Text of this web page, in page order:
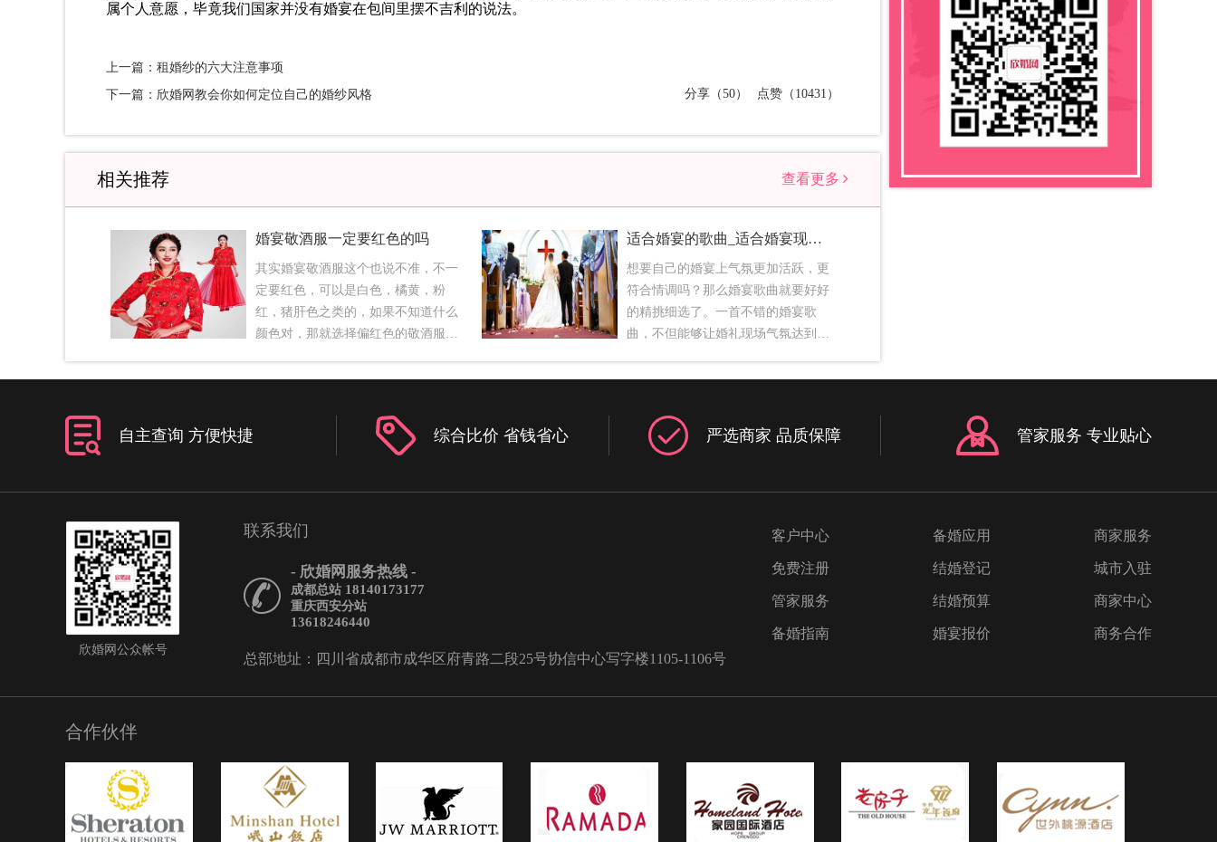
属个人意愿，毕竟我们国家并没有婚宴在包间里摆不吉利的说法。
上一篇：租婚纱的六大注意事项
下一篇：欣婚网教会你如何定位自己的婚纱风格
分享（50） 点赞（10431）
相关推荐 查看更多
婚宴敬酒服一定要红色的吗
其实婚宴敬酒服这个也说不准，不一
定要红色，可以是白色，橘黄，粉
红，猪肝色之类的，如果不知道什么
颜色对，那就选择偏红色的敬酒服就
定不要穿黑色的敬酒服，结婚是喜
新娘礼服——敬酒服敬酒服一定要红
色吗藕色新娘礼服彰显出一种别致的
线与肤色衬托得更加亮丽出色二、清
定要红色吗清新蓝色新娘礼服，这一
抹蓝能将你衬托得更加清纯动人，简
单而又不失华丽的褶皱，将整件礼服
增添了一抹俏皮与活力。三：高贵粉
条勾勒出完美好身材，更好的将礼服
的高贵突显出来，充满垂坠感的裙板
显现出新娘修长的身材。四、璀璨香
槟色新娘礼服——敬酒服敬酒服一定
适合婚宴的歌曲_适合婚宴现场放的歌曲
想要自己的婚宴上气氛更加活跃，更
符合情调吗？那么婚宴歌曲就要好好
的精挑细选了。一首不错的婚宴歌
曲，不但能够让婚礼现场气氛达到一
今天欣婚网就给你介绍一下婚宴歌曲
婚礼2. 出嫁3. 世界最美的风景4.
Because Of You5. 爱情证书6. 今天你
me3. The Man4. San Francisco5. Can
medallion calls8. 为你钟情9. 特别的人
10. 一家一三、新娘入场环节1. Br
gardens4. 婚礼进行曲5. 婚礼进行曲6.
婚礼进行曲7. 费加罗的婚礼8. Give
天爱你多一些_纯音乐9. 懂你10. 爱的
代价五、新人退场环节1. love will
keep us alive2. 欢乐颂3. 爱你不是两三
自主查询 方便快捷 综合比价 省钱省心 严选商家 品质保障 管家服务 专业贴心
欣婚网公众帐号
联系我们
- 欣婚网服务热线 -
成都总站 18140173177
重庆西安分站
13618246440
总部地址：四川省成都市成华区府青路二段25号协信中心写字楼1105-1106号
客户中心
免费注册
管家服务
备婚指南
备婚应用
结婚登记
结婚预算
婚宴报价
商家服务
城市入驻
商家中心
商务合作
合作伙伴